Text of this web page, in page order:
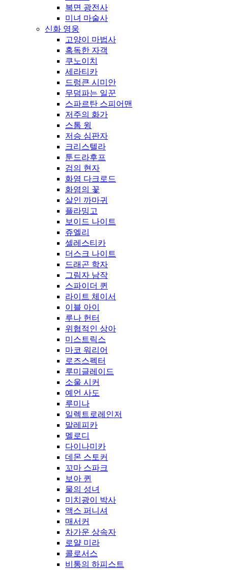
복면 광전사
미녀 마술사
신화 영웅
고양이 마법사
혹독한 자객
쿠노이치
세라티카
드렁큰 시미안
무덤파는 일꾼
스파르탄 스피어맨
저주의 화가
스톰 윙
저승 심판자
크리스텔라
툰드라후프
검의 현자
화염 다크로드
화염의 꽃
살인 까마귀
플라밍고
보이드 나이트
쥬엘리
셀레스티카
더스크 나이트
드래곤 학자
그림자 남작
스파이더 퀸
라이트 체이서
이블 아이
루나 헌터
위협적인 상아
미스트릭스
마코 워리어
로즈스펙터
루미글레이드
소울 시커
예언 사도
루미나
일렉트로레인저
말레피카
멜로디
다이나미카
데몬 스토커
꼬마 스파크
보아 퀸
물의 성녀
미치광이 박사
액스 퍼니셔
매서커
차가운 상속자
로얄 미라
콜로서스
비통의 하피스트